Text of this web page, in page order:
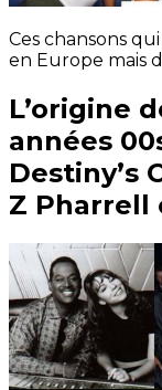
Ces chansons
en Europe mais
L’origine
années
Destiny’s
Z Pharrell